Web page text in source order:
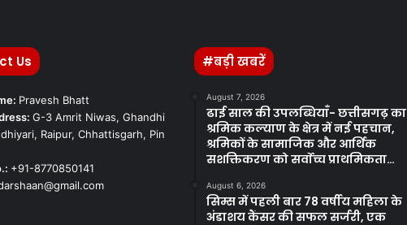
Us
Pravesh Bhatt
G-3 Amrit Niwas, Ghandhi
Raipur, Chhattisgarh, Pin
+91-8770850141
#बड़ी खबरें
August 7, 2026
ढाई साल की उपलब्धियाँ- छत्तीसगढ़ का
श्रमिक कल्याण के क्षेत्र में नई पहचान,
श्रमिकों के सामाजिक और आर्थिक
सशक्तिकरण को सर्वाेच्च प्राथमिकता…
August 6, 2026
सिम्स में पहली बार 78 वर्षीय महिला के
अंडाशय कैंसर की सफल सर्जरी, एक